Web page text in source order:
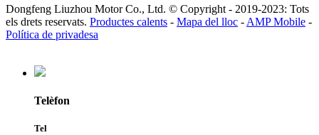
Dongfeng Liuzhou Motor Co., Ltd. © Copyright - 2019-2023: Tots
els drets reservats. Productes calents - Mapa del lloc - AMP Mobile -
Política de privadesa
Telèfon
Tel